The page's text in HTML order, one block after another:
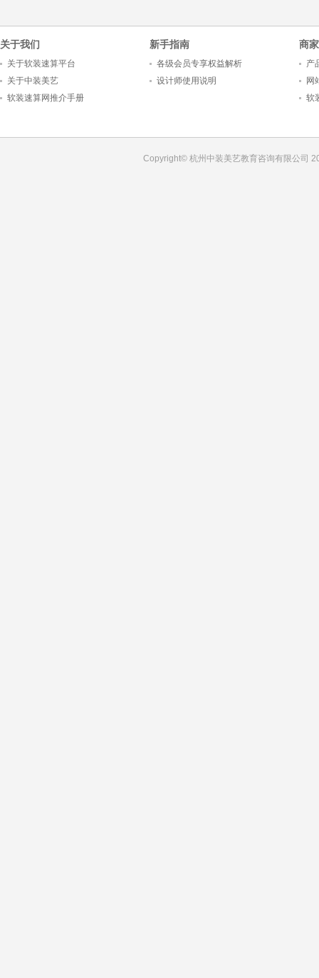
关于我们
关于软装速算平台
关于中装美艺
软装速算网推介手册
新手指南
各级会员专享权益解析
设计师使用说明
商
产
网
软
Copyright© 杭州中装美艺教育咨询有限公司